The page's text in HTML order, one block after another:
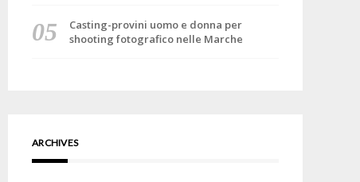
Casting-provini uomo e donna per
shooting fotografico nelle Marche
ARCHIVES